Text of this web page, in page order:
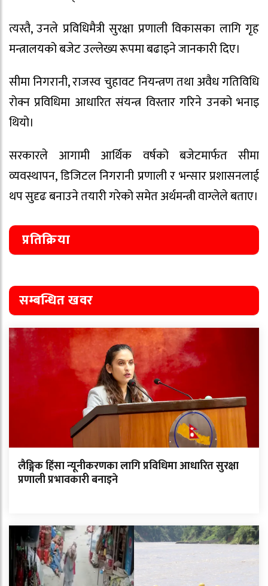
त्यस्तै, उनले प्रविधिमैत्री सुरक्षा प्रणाली विकासका लागि गृह
मन्त्रालयको बजेट उल्लेख्य रूपमा बढाइने जानकारी दिए।
सीमा निगरानी, राजस्व चुहावट नियन्त्रण तथा अवैध गतिविधि
रोक्न प्रविधिमा आधारित संयन्त्र विस्तार गरिने उनको भनाइ
थियो।
सरकारले आगामी आर्थिक वर्षको बजेटमार्फत सीमा
व्यवस्थापन, डिजिटल निगरानी प्रणाली र भन्सार प्रशासनलाई
थप सुदृढ बनाउने तयारी गरेको समेत अर्थमन्त्री वाग्लेले बताए।
प्रतिक्रिया
सम्बन्धित खवर
लैङ्गिक हिंसा न्यूनीकरणका लागि प्रविधिमा आधारित सुरक्षा
प्रणाली प्रभावकारी बनाइने